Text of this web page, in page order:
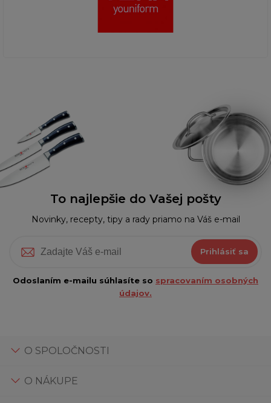
To najlepšie do Vašej pošty
Novinky, recepty, tipy a rady priamo na Váš e-mail
Prihlásiť sa
Odoslaním e-mailu súhlasíte so spracovaním osobných
údajov.
O SPOLOČNOSTI
O NÁKUPE